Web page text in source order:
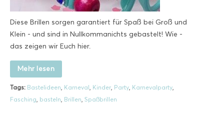
Diese Brillen sorgen garantiert für Spaß bei Groß und
Klein - und sind in Nullkommanichts gebastelt! Wie -
das zeigen wir Euch hier.
Mehr lesen
Tags: Bastelideen, Karneval, Kinder, Party, Karnevalparty,
Fasching, basteln, Brillen, Spaßbrillen